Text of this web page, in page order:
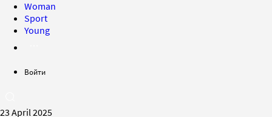
Woman
Sport
Young
Войти
23 April 2025